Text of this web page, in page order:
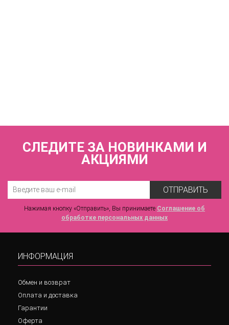
СЛЕДИТЕ ЗА НОВИНКАМИ И
АКЦИЯМИ
ОТПРАВИТЬ
Нажимая кнопку «Отправить», Вы принимаете Соглашение об
обработке персональных данных
ИНФОРМАЦИЯ
Обмен и возврат
Оплата и доставка
Гарантии
Оферта